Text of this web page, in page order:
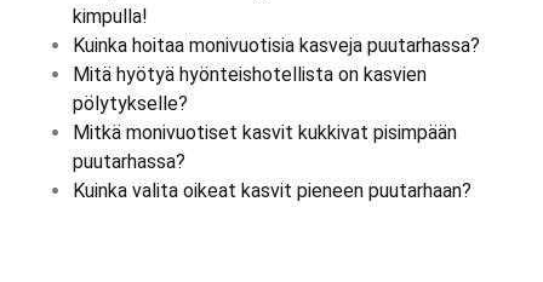
kimpulla!
Kuinka hoitaa monivuotisia kasveja puutarhassa?
Mitä hyötyä hyönteishotellista on kasvien
pölytykselle?
Mitkä monivuotiset kasvit kukkivat pisimpään
puutarhassa?
Kuinka valita oikeat kasvit pieneen puutarhaan?